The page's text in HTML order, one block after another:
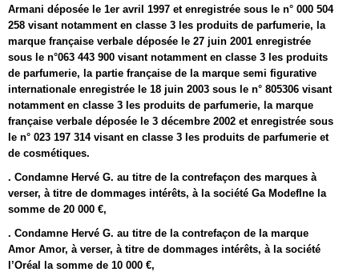
Armani déposée le 1er avril 1997 et enregistrée sous le n° 000 504
258 visant notamment en classe 3 les produits de parfumerie, la
marque française verbale déposée le 27 juin 2001 enregistrée
sous le n°063 443 900 visant notamment en classe 3 les produits
de parfumerie, la partie française de la marque semi figurative
internationale enregistrée le 18 juin 2003 sous le n° 805306 visant
notamment en classe 3 les produits de parfumerie, la marque
française verbale déposée le 3 décembre 2002 et enregistrée sous
le n° 023 197 314 visant en classe 3 les produits de parfumerie et
de cosmétiques.
. Condamne Hervé G. au titre de la contrefaçon des marques à
verser, à titre de dommages intérêts, à la société Ga Modeflne la
somme de 20 000 €,
. Condamne Hervé G. au titre de la contrefaçon de la marque
Amor Amor, à verser, à titre de dommages intérêts, à la société
l’Oréal la somme de 10 000 €,